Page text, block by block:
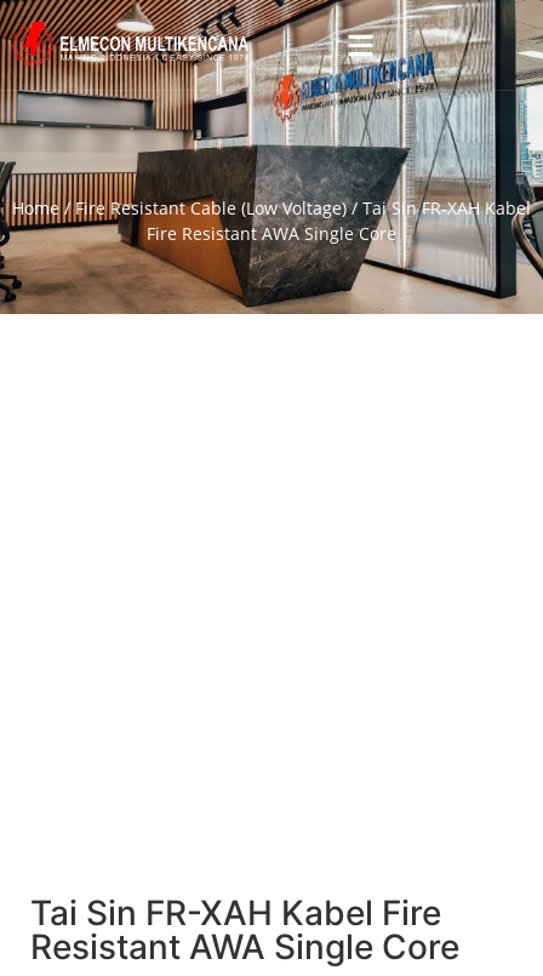
Home/Fire Resistant Cable (Low Voltage)/ Tai Sin FR-XAH Kabel
Fire Resistant AWA Single Core
Tai Sin FR-XAH Kabel Fire
Resistant AWA Single Core